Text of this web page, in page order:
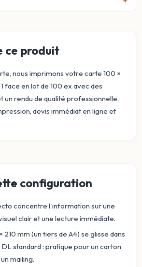
ce produit
nous imprimons votre carte 100 ×
face en lot de 100 ex avec des
un rendu de qualité professionnelle.
devis immédiat en ligne et
configuration
concentre l'information sur une
clair et une lecture immédiate.
210 mm (un tiers de A4) se glisse dans
standard : pratique pour un carton
mailing.